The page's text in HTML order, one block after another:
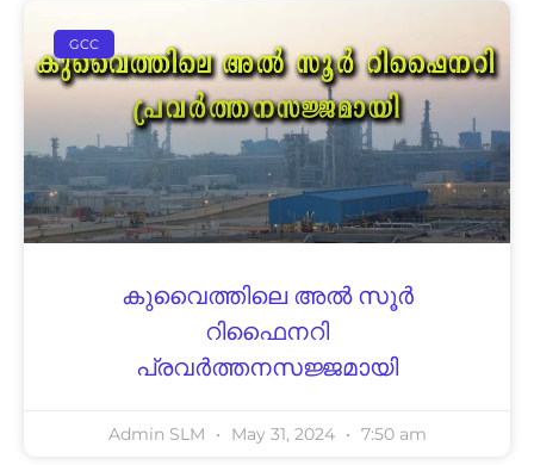
GCC
കുവൈത്തിലെ അൽ സൂർ
റിഫൈനറി
പ്രവർത്തനസജ്ജമായി
Admin SLM May 31, 2024 7:50 am